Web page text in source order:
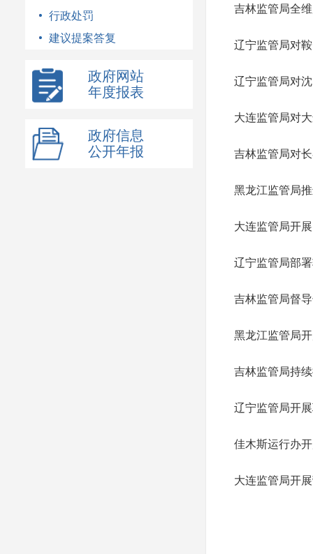
行政处罚
建议提案答复
政府网站
年度报表
政府信息
公开年报
吉林监管局全
辽宁监管局对
辽宁监管局对
大连监管局对
吉林监管局对
黑龙江监管局
大连监管局开
辽宁监管局部
吉林监管局督
黑龙江监管局
吉林监管局持
辽宁监管局开
佳木斯运行办
大连监管局开